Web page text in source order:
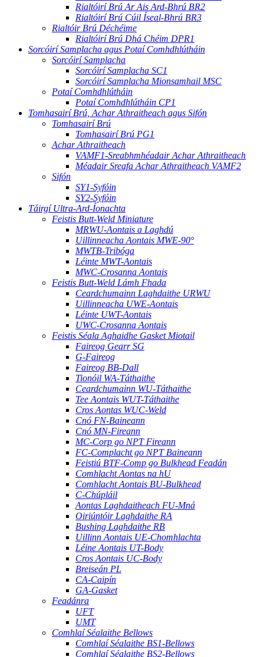
Rialtóirí Brú Ar Ais Ard-Bhrú BR2
Rialtóirí Brú Cúil Íseal-Bhrú BR3
Rialtóir Brú Déchéime
Rialtóirí Brú Dhá Chéim DPR1
Sorcóirí Samplacha agus Potaí Comhdhlútháin
Sorcóirí Samplacha
Sorcóirí Samplacha SC1
Sorcóirí Samplacha Mionsamhail MSC
Potaí Comhdhlútháin
Potaí Comhdhlútháin CP1
Tomhasairí Brú, Achar Athraitheach agus Sifón
Tomhasairí Brú
Tomhasairí Brú PG1
Achar Athraitheach
VAMF1-Sreabhmhéadair Achar Athraitheach
Méadair Sreafa Achar Athraitheach VAMF2
Sifón
SY1-Syfóin
SY2-Syfóin
Táirgí Ultra-Ard-Íonachta
Feistis Butt-Weld Miniature
MRWU-Aontais a Laghdú
Uillinneacha Aontais MWE-90°
MWTB-Tribóga
Léinte MWT-Aontais
MWC-Crosanna Aontais
Feistis Butt-Weld Lámh Fhada
Ceardchumainn Laghdaithe URWU
Uillinneacha UWE-Aontais
Léinte UWT-Aontais
UWC-Crosanna Aontais
Feistis Séala Aghaidhe Gasket Miotail
Faireog Gearr SG
G-Faireog
Faireog BB-Dall
Tionóil WA-Táthaithe
Ceardchumainn WU-Táthaithe
Tee Aontais WUT-Táthaithe
Cros Aontas WUC-Weld
Cnó FN-Baineann
Cnó MN-Fireann
MC-Corp go NPT Fireann
FC-Complacht go NPT Baineann
Feistiú BTF-Comp go Bulkhead Feadán
Comhlacht Aontas na hU
Comhlacht Aontais BU-Bulkhead
C-Chúpláil
Aontas Laghdaitheach FU-Mná
Oiriúntóir Laghdaithe RA
Bushing Laghdaithe RB
Uillinn Aontais UE-Chomhlachta
Léine Aontais UT-Body
Cros Aontais UC-Body
Breiseán PL
CA-Caipín
GA-Gasket
Feadánra
UFT
UMT
Comhlaí Séalaithe Bellows
Comhlaí Séalaithe BS1-Bellows
Comhlaí Séalaithe BS2-Bellows